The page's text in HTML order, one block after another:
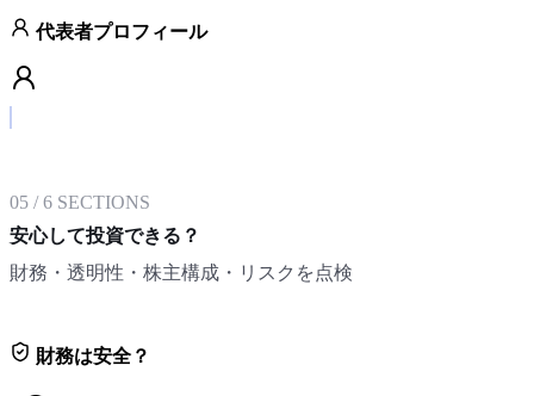
代表者プロフィール
05 /6 SECTIONS
安心して投資できる？
財務・透明性・株主構成・リスクを点検
財務は安全？